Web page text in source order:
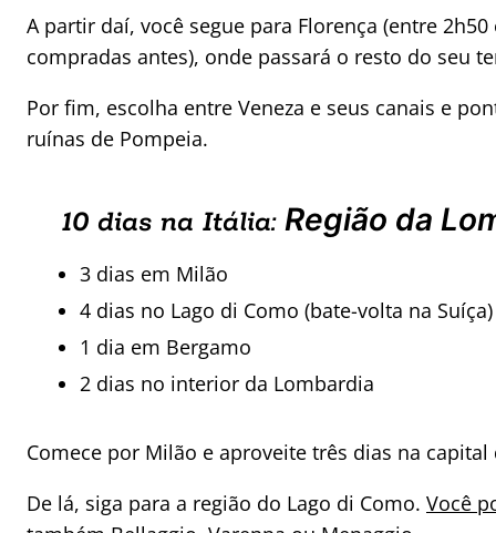
A partir daí, você segue para Florença (entre
compradas antes), onde passará o resto do seu
Por fim, escolha entre Veneza e seus canais e
ruínas de Pompeia.
10 dias na Itália: Região da
3 dias em Milão
4 dias no Lago di Como (bate-volta na Suíça)
1 dia em Bergamo
2 dias no interior da Lombardia
Comece por Milão e aproveite três dias na
De lá, siga para a região do Lago di Como. Você